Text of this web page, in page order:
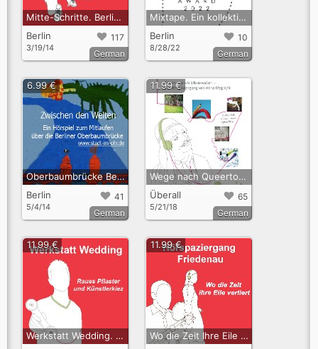
Mitte-Schritte. Berlins historisches Zentrum
117
Berlin
3/19/14
German
Mixtape. Ein kollektiver Hörspaziergang aus Einreichungen zum Audiowalk-Award 2022
10
Berlin
8/28/22
German
Oberbaumbrücke Berlin - Familienaudioguide
41
Berlin
5/4/14
6.99 €
German
Wege nach Queertopia. Gehen, wie wir leben wollen
65
Überall
5/21/18
11.99 €
German
Werkstatt Wedding. Raues Pflaster und Künstlerkiez
11.99 €
Wo die Zeit Ihre Eile verliert - Hörspaziergang Friedenau
11.99 €